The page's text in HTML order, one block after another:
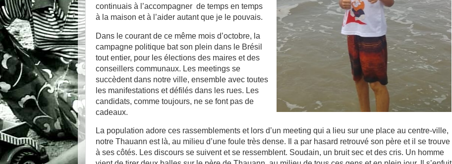
continuais à l’accompagner de temps en temps
à la maison et à l’aider autant que je le pouvais.
Dans le courant de ce même mois d’octobre, la
campagne politique bat son plein dans le Brésil
tout entier, pour les élections des maires et des
conseillers communaux. Les meetings se
succèdent dans notre ville, ensemble avec toutes
les manifestations et défilés dans les rues. Les
candidats, comme toujours, ne se font pas de
cadeaux.
La population adore ces rassemblements et lors d’un meeting qui a lieu sur une place au centre-ville,
notre Thauann est là, au milieu d’une foule très dense. Il a par hasard retrouvé son père et il se trouve
à ses côtés. Les discours se suivent et se ressemblent. Soudain, un bruit sec et des cris. Un homme